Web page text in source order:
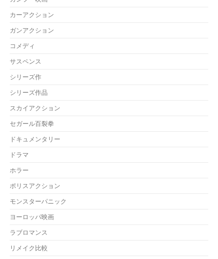
カーアクション
ガンアクション
コメディ
サスペンス
シリーズ作
シリーズ作品
スカイアクション
セガール百裂拳
ドキュメンタリー
ドラマ
ホラー
ポリスアクション
モンスターパニック
ヨーロッパ映画
ラブロマンス
リメイク比較